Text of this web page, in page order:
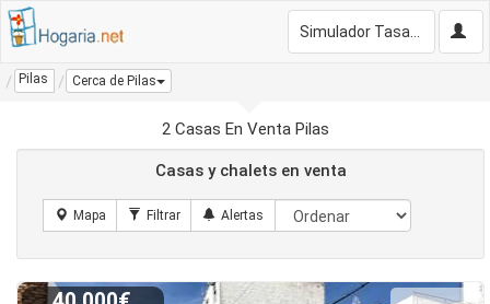
Pilas Cerca de Pilas
2 Casas En Venta Pilas
Casas y chalets en venta